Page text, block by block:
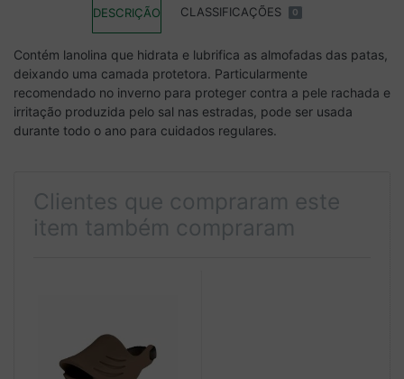
DESCRIÇÃO CLASSIFICAÇÕES 0
Contém lanolina que hidrata e lubrifica as almofadas das patas,
deixando uma camada protetora. Particularmente
recomendado no inverno para proteger contra a pele rachada e
irritação produzida pelo sal nas estradas, pode ser usada
durante todo o ano para cuidados regulares.
Clientes que compraram este
item também compraram